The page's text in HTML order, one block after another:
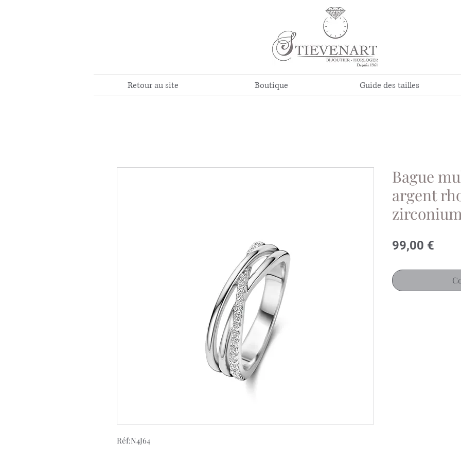
Retour au site Boutique Guide des tailles
Réf:N4J64
Bague
argent
99,00 €